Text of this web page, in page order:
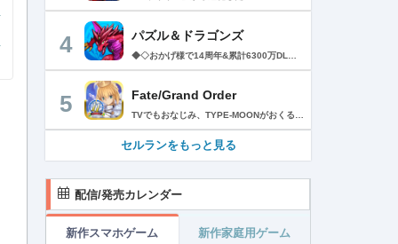
4 パズル＆ドラゴンズ
5 Fate/Grand Order
セルランをもっと見る
配信/発売カレンダー
新作スマホゲーム 新作家庭用ゲーム